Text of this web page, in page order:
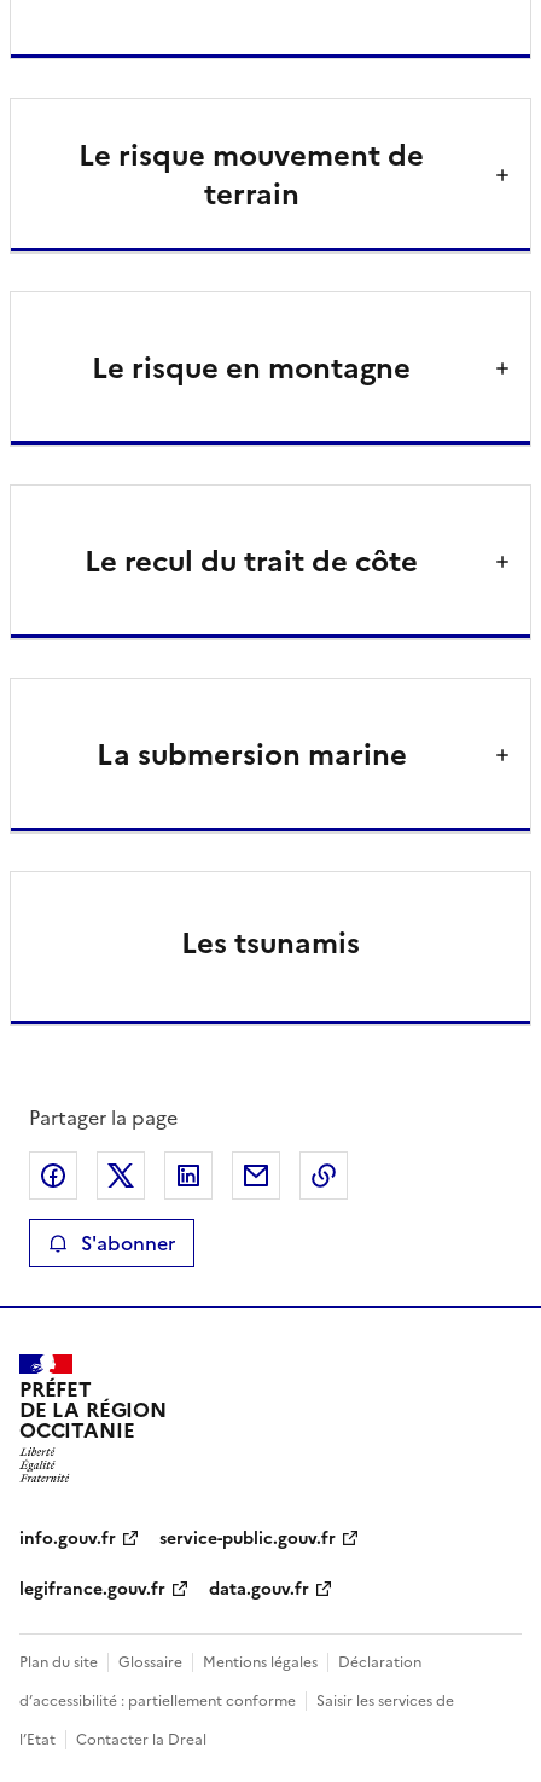
Le risque mouvement de
terrain
Le risque en montagne
Le recul du trait de côte
La submersion marine
Les tsunamis
Partager la page
Partager sur Facebook
Partager sur XPartager sur LinkedIn
Partager par email
S'abonner
PRÉFET
DE LA RÉGION
OCCITANIE
info.gouv.fr
service-public.gouv.fr
legifrance.gouv.fr
data.gouv.fr
Plan du site Glossaire Mentions légales
Déclaration
d’accessibilité : partiellement conforme
Saisir les services de
l’Etat
Contacter la Dreal